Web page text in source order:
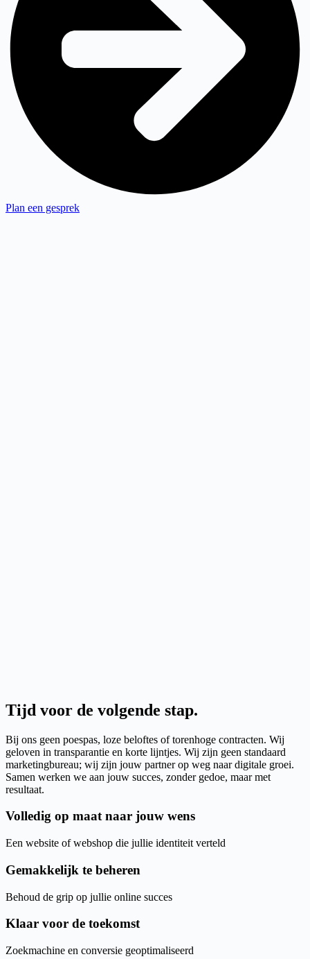
Plan een gesprek
Tijd voor de volgende stap.
Bij ons geen poespas, loze beloftes of torenhoge contracten. Wij
geloven in transparantie en korte lijntjes. Wij zijn geen standaard
marketingbureau; wij zijn jouw partner op weg naar digitale groei.
Samen werken we aan jouw succes, zonder gedoe, maar met
resultaat.
Volledig op maat naar jouw wens
Een website of webshop die jullie identiteit verteld
Gemakkelijk te beheren
Behoud de grip op jullie online succes
Klaar voor de toekomst
Zoekmachine en conversie geoptimaliseerd